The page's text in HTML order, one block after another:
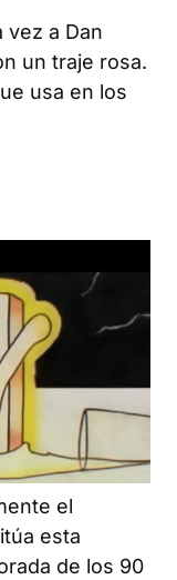
vez a Dan
un traje rosa.
usa en los
el
esta
de los 90